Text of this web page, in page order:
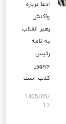
ادعا درباره
واکنش
رهبر انقلاب
به نامه
رئیس
جمهور
کذب است
1405/05/
13